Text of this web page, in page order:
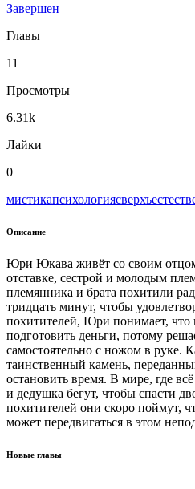
Завершен
Главы
11
Просмотры
6.31k
Лайки
0
мистикапсихология
Описание
Юри Юкава живёт со своим
отставке, сестрой и молодым
племянника и брата похитили
тридцать минут, чтобы
похитителей, Юри понимает, что
подготовить деньги, потому
самостоятельно с ножом в руке.
таинственный камень,
остановить время. В мире, где
и дедушка бегут, чтобы спасти
похитителей они скоро поймут,
может передвигаться в этом
Новые главы